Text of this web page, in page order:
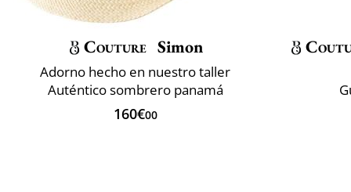
Couture Simon
Adorno hecho en nuestro taller
Auténtico sombrero panamá
160€00